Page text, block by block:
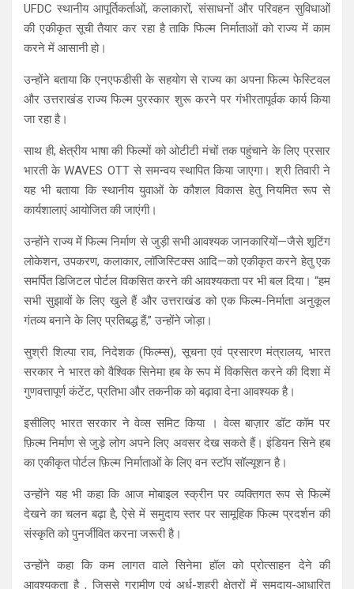
UFDC स्थानीय आपूर्तिकर्ताओं, कलाकारों, संसाधनों और परिवहन सुविधाओं
की एकीकृत सूची तैयार कर रहा है ताकि फिल्म निर्माताओं को राज्य में काम
करने में आसानी हो।
उन्होंने बताया कि एनएफडीसी के सहयोग से राज्य का अपना फिल्म फेस्टिवल
और उत्तराखंड राज्य फिल्म पुरस्कार शुरू करने पर गंभीरतापूर्वक कार्य किया
जा रहा है।
साथ ही, क्षेत्रीय भाषा की फिल्मों को ओटीटी मंचों तक पहुंचाने के लिए प्रसार
भारती के WAVES OTT से समन्वय स्थापित किया जाएगा। श्री तिवारी ने
यह भी बताया कि स्थानीय युवाओं के कौशल विकास हेतु नियमित रूप से
कार्यशालाएं आयोजित की जाएंगी।
उन्होंने राज्य में फिल्म निर्माण से जुड़ी सभी आवश्यक जानकारियों—जैसे शूटिंग
लोकेशन, उपकरण, कलाकार, लॉजिस्टिक्स आदि—को एकीकृत करने हेतु एक
समर्पित डिजिटल पोर्टल विकसित करने की आवश्यकता पर भी बल दिया। “हम
सभी सुझावों के लिए खुले हैं और उत्तराखंड को एक फिल्म-निर्माता अनुकूल
गंतव्य बनाने के लिए प्रतिबद्ध हैं,” उन्होंने जोड़ा।
सुश्री शिल्पा राव, निदेशक (फिल्म्स), सूचना एवं प्रसारण मंत्रालय, भारत
सरकार ने भारत को वैश्विक सिनेमा हब के रूप में विकसित करने की दिशा में
गुणवत्तापूर्ण कंटेंट, प्रतिभा और तकनीक को बढ़ावा देना आवश्यक है।
इसीलिए भारत सरकार ने वेव्स समिट किया । वेव्स बाज़ार डॉट कॉम पर
फ़िल्म निर्माण से जुड़े लोग अपने लिए अवसर देख सकते हैं। इंडियन सिने हब
का एकीकृत पोर्टल फ़िल्म निर्माताओं के लिए वन स्टॉप सॉल्यूशन है।
उन्होंने यह भी कहा कि आज मोबाइल स्क्रीन पर व्यक्तिगत रूप से फिल्में
देखने का चलन बढ़ा है, ऐसे में समुदाय स्तर पर सामूहिक फिल्म प्रदर्शन की
संस्कृति को पुनर्जीवित करना जरूरी है।
उन्होंने कहा कि कम लागत वाले सिनेमा हॉल को प्रोत्साहन देने की
आवश्यकता है , जिससे ग्रामीण एवं अर्ध-शहरी क्षेत्रों में समुदाय-आधारित